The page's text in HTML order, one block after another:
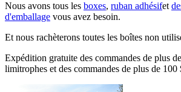
Nous avons tous les boxes, ruban adhésifet
d'emballage vous avez besoin.
Et nous rachèterons toutes les boîtes non
Expédition gratuite des commandes de plus
limitrophes et des commandes de plus de 100